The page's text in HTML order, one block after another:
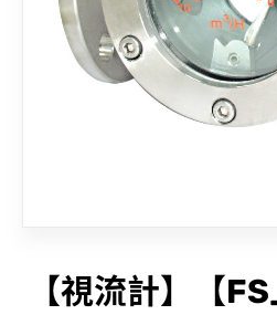
【視流計】【